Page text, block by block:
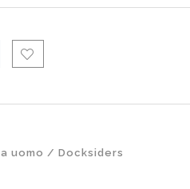
uomo / Docksiders